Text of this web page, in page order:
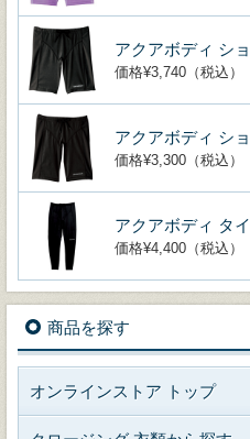
アクアボディ シ
価格¥3,740（税込）
アクアボディ シ
価格¥3,300（税込）
アクアボディ タ
価格¥4,400（税込）
商品を探す
オンラインストア トップ